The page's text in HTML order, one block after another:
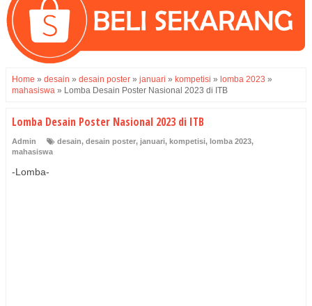
Home » desain » desain poster » januari » kompetisi » lomba 2023 »
mahasiswa » Lomba Desain Poster Nasional 2023 di ITB
Lomba Desain Poster Nasional 2023 di ITB
Admin desain, desain poster, januari, kompetisi, lomba 2023,
mahasiswa
-Lomba-